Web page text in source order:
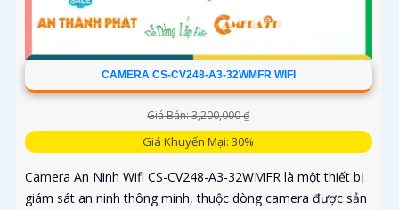
CAMERA CS-CV248-A3-32WMFR WIFI
Giá Bán: 3,200,000 ₫
Giá Khuyến Mại: 30%
Camera An Ninh Wifi CS-CV248-A3-32WMFR là một thiết bị
giám sát an ninh thông minh, thuộc dòng camera được sản